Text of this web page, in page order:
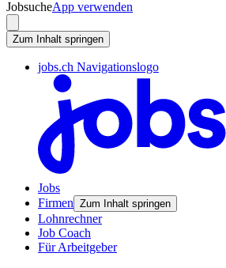
JobsucheApp verwenden
Zum Inhalt springen
jobs.ch Navigationslogo
Jobs
Firmen Zum Inhalt springen
Lohnrechner
Job Coach
Für Arbeitgeber